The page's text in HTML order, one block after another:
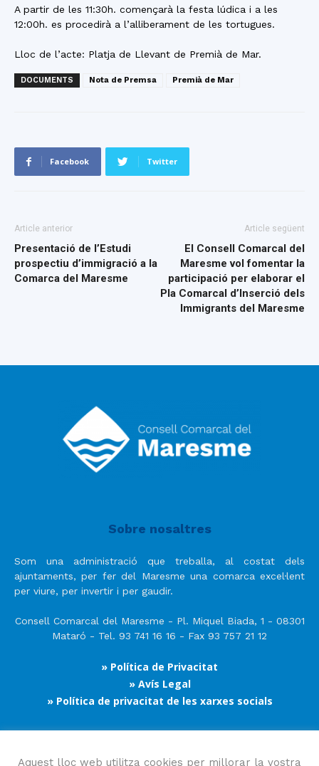
A partir de les 11:30h. començarà la festa lúdica i a les
12:00h. es procedirà a l’alliberament de les tortugues.
Lloc de l’acte: Platja de Llevant de Premià de Mar.
DOCUMENTS Nota de Premsa Premià de Mar
Facebook Twitter
Article anterior
Presentació de l’Estudi
prospectiu d’immigració a la
Comarca del Maresme
Article següent
El Consell Comarcal del
Maresme vol fomentar la
participació per elaborar el
Pla Comarcal d’Inserció dels
Immigrants del Maresme
Sobre nosaltres
Som una administració que treballa, al costat dels
ajuntaments, per fer del Maresme una comarca excel·lent
per viure, per invertir i per gaudir.
Consell Comarcal del Maresme - Pl. Miquel Biada, 1 - 08301
Mataró - Tel. 93 741 16 16 - Fax 93 757 21 12
» Política de Privacitat
» Avís Legal
» Política de privacitat de les xarxes socials
Segueix-nos
Aquest lloc web utilitza cookies per millorar la vostra